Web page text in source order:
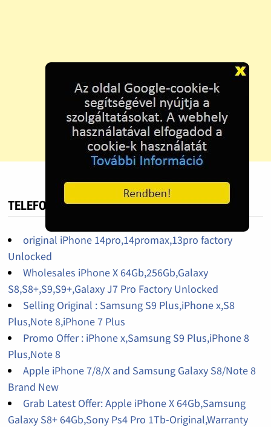
TELEFON HIRDETÉS
original iPhone 14pro,14promax,13pro factory
Unlocked
Wholesales iPhone X 64Gb,256Gb,Galaxy
S8,S8+,S9,S9+,Galaxy J7 Pro Factory Unlocked
Selling Original : Samsung S9 Plus,iPhone x,S8
Plus,Note 8,iPhone 7 Plus
Promo Offer : iPhone x,Samsung S9 Plus,iPhone 8
Plus,Note 8
Apple iPhone 7/8/X and Samsung Galaxy S8/Note 8
Brand New
Grab Latest Offer: Apple iPhone X 64Gb,Samsung
Galaxy S8+ 64Gb,Sony Ps4 Pro 1Tb-Original,Warranty